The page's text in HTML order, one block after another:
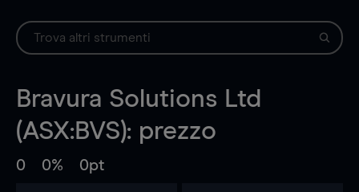
Bravura Solutions Ltd
(ASX:BVS): prezzo
0 0% 0pt